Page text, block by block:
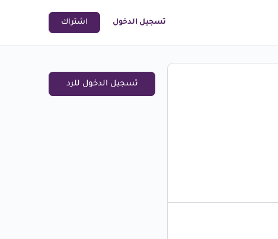
تسجيل الدخول اشتراك
تسجيل الدخول للرد